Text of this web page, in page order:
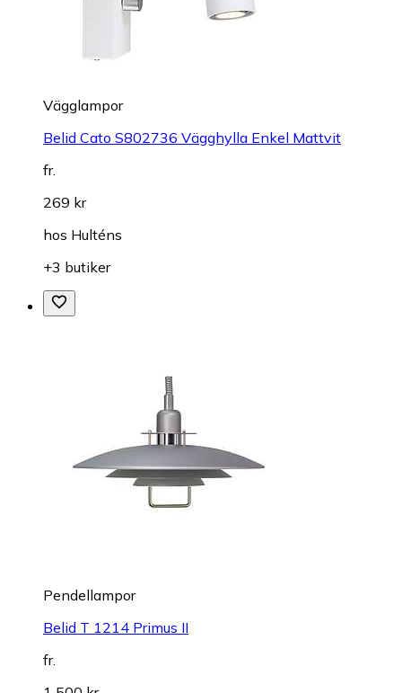
Vägglampor
Belid Cato S802736 Vägghylla Enkel Mattvit
fr.
269 kr
hos Hulténs
+3 butiker
Pendellampor
Belid T 1214 Primus II
fr.